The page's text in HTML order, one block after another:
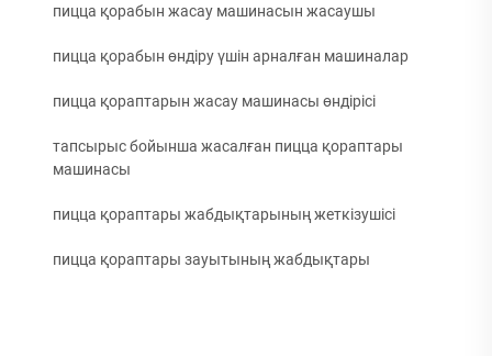
пицца қорабын жасау машинасын жасаушы
пицца қорабын өндіру үшін арналған машиналар
пицца қораптарын жасау машинасы өндірісі
тапсырыс бойынша жасалған пицца қораптары
машинасы
пицца қораптары жабдықтарының жеткізушісі
пицца қораптары зауытының жабдықтары